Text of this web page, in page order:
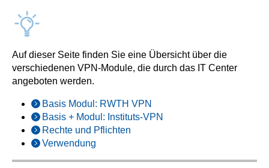
Auf dieser Seite finden Sie eine Übersicht über die
verschiedenen VPN-Module, die durch das IT Center
angeboten werden.
Basis Modul: RWTH VPN
Basis + Modul: Instituts-VPN
Rechte und Pflichten
Verwendung